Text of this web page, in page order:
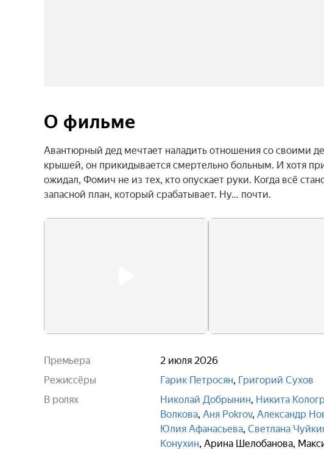
О фильме
Авантюрный дед мечтает наладить отношения со своими
крышей, он прикидывается смертельно больным. И хотя
ожидал, Фомич не из тех, кто опускает руки. Когда всё
запасной план, который срабатывает. Ну… почти.
Премьера
2 июля 2026
Режиссёры
Гарик Петросян, Григорий Сухов
В ролях
Николай Добрынин, Никита
Волкова, Аня Pokrov, Александр
Юлия Афанасьева, Светлана
Конухин, Арина Шелобанова,